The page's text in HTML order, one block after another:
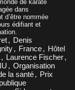
de karaté
dans
d’être nommée
édifiant et
, Denis
, France, Hôtel
, Laurence Fischer,
, Organisation
la santé, Prix